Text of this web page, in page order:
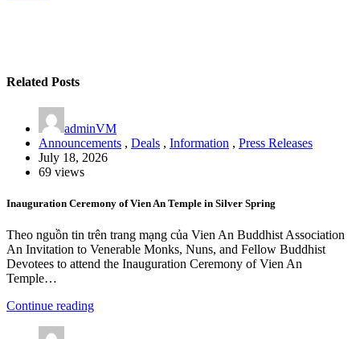
Related Posts
adminVM
Announcements , Deals , Information , Press Releases
July 18, 2026
69 views
Inauguration Ceremony of Vien An Temple in Silver Spring
Theo nguồn tin trên trang mạng của Vien An Buddhist Association
An Invitation to Venerable Monks, Nuns, and Fellow Buddhist
Devotees to attend the Inauguration Ceremony of Vien An
Temple…
Continue reading